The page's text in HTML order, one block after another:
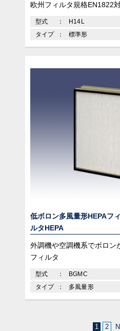
欧州フィルタ規格EN1822
型式
H14L
タイプ
標準形
低ボロン多風量形HEPAフ
ルタHEPA
外調機や空調機系でボロン
フィルタ
型式
BGMC
タイプ
多風量形
1 2